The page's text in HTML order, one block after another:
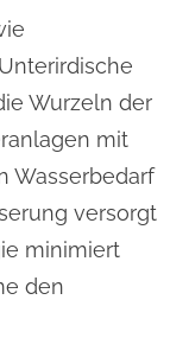
Wurzeln der
mit
Wasserbedarf
versorgt
minimiert
den